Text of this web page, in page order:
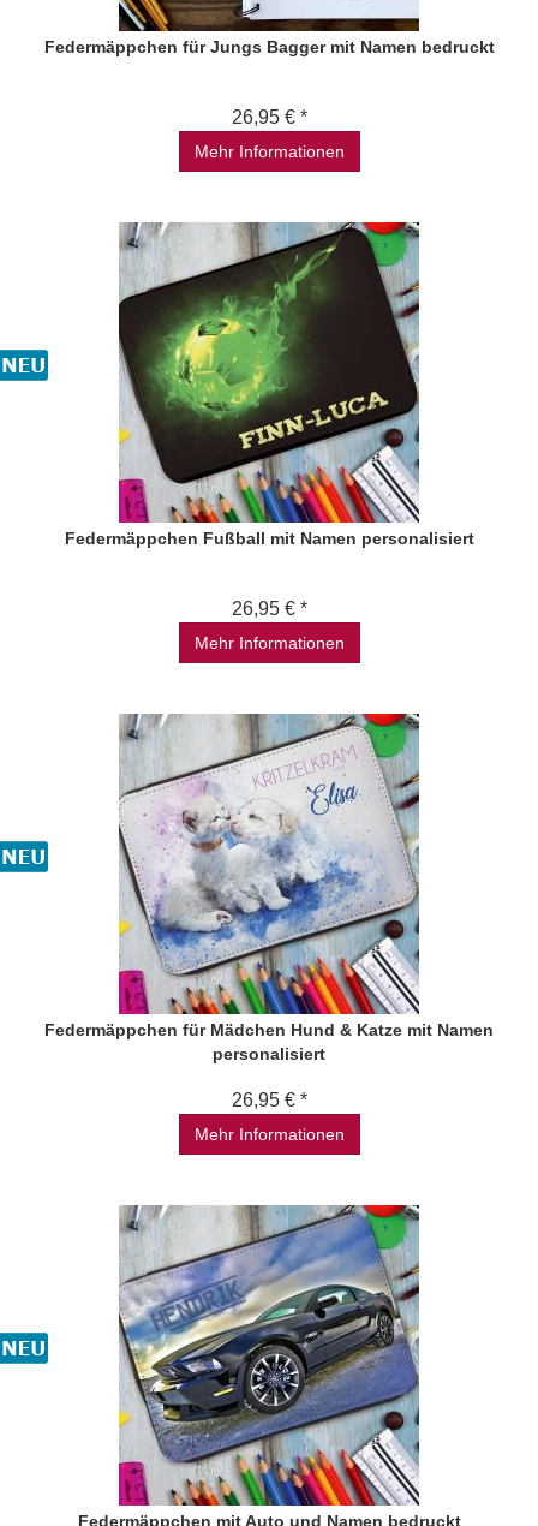
Federmäppchen für Jungs Bagger mit Namen bedruckt
26,95 € *
Mehr Informationen
Federmäppchen Fußball mit Namen personalisiert
26,95 € *
Mehr Informationen
Federmäppchen für Mädchen Hund & Katze mit Namen
personalisiert
26,95 € *
Mehr Informationen
Federmäppchen mit Auto und Namen bedruckt